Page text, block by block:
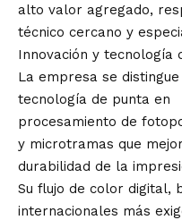
alto valor agregado,
técnico cercano y
Innovación y tecnología
La empresa se
tecnología de punta en
procesamiento de
y microtramas que
durabilidad de la
Su flujo de color digital,
internacionales más